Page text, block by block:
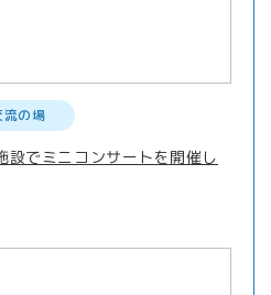
流の場
設でミニコンサートを開催し